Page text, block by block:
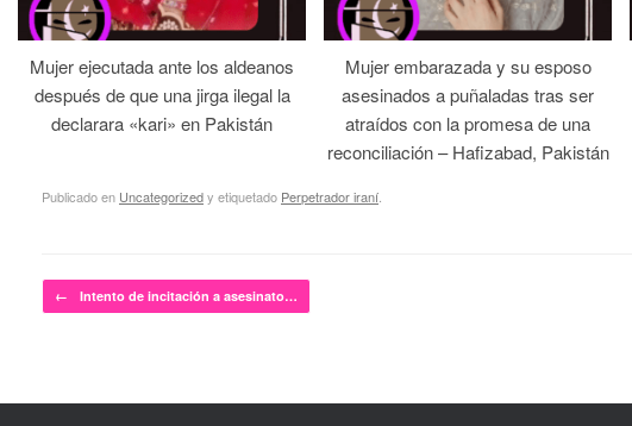
Mujer ejecutada ante los aldeanos
después de que una jirga ilegal la
declarara «kari» en Pakistán
Mujer embarazada y su esposo
asesinados a puñaladas tras ser
atraídos con la promesa de una
reconciliación – Hafizabad, Pakistán
Publicado en Uncategorizedy etiquetado Perpetrador iraní
Navegador de artículos
← Intento de incitación a asesinato…